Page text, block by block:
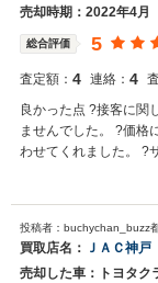
売却時期：2022年4月
総合評価 5
査定額： 4 連絡： 4
良かった点 ?接客に関
ませんでした。 ?価格
わせてくれました。 ?サ
投稿者：buchychan_buzz
買取店名： ＪＡＣ神戸
売却した車：トヨタク